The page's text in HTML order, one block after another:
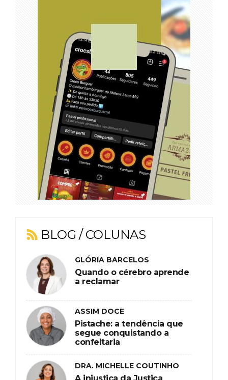
BLOG / COLUNAS
GLÓRIA BARCELOS
Quando o cérebro aprende
a reclamar
ASSIM DOCE
Pistache: a tendência que
segue conquistando a
confeitaria
DRA. MICHELLE COUTINHO
A injustiça da Justiça